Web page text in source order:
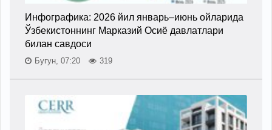
Инфографика: 2026 йил январь–июнь ойларида
Ўзбекистоннинг Марказий Осиё давлатлари
билан савдоси
Бугун, 07:20 319